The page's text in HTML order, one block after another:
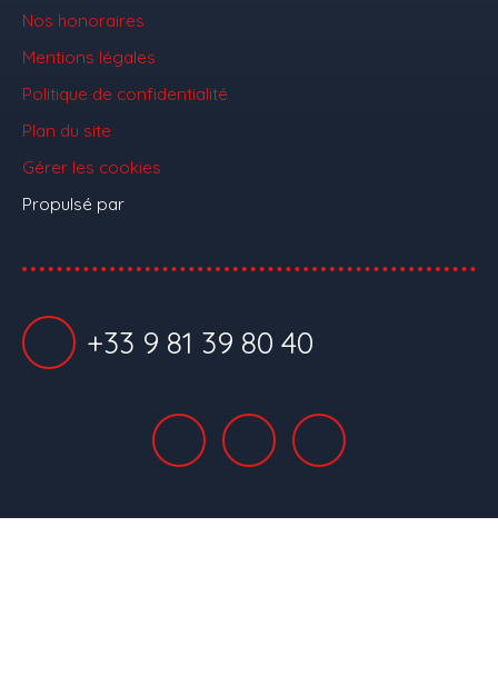
Nos honoraires
Mentions légales
Politique de confidentialité
Plan du site
Gérer les cookies
Propulsé par
+33 9 81 39 80 40